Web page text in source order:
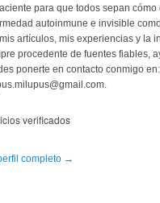
para que todos sepan cómo
autoinmune e invisible
artículos, mis experiencias y la
procedente de fuentes fiables,
ponerte en contacto conmigo en:
verificados
completo →